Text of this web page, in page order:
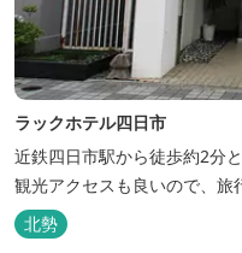
ラックホテル四日市
近鉄四日市駅から徒歩約2分
観光アクセスも良いので、旅
北勢